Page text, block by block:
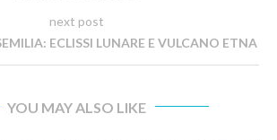
next post
ECLISSI LUNARE E VULCANO ETNA
YOU MAY ALSO LIKE